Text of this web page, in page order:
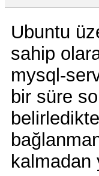
Ubuntu
sahip
mysql-
bir süre